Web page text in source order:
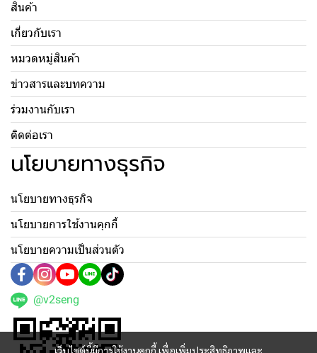
เว็บไซต์นี้มีการใช้งานคุกกี้ เพื่อเพิ่มประสิทธิภาพและ
สินค้า
เกี่ยวกับเรา
หมวดหมู่สินค้า
ข่าวสารและบทความ
ร่วมงานกับเรา
ติดต่อเรา
นโยบายทางธุรกิจ
นโยบายทางธุรกิจ
นโยบายการใช้งานคุกกี้
นโยบายความเป็นส่วนตัว
@v2seng